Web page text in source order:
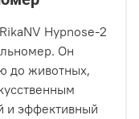
Hypnose-2
Он
до животных,
и эффективный